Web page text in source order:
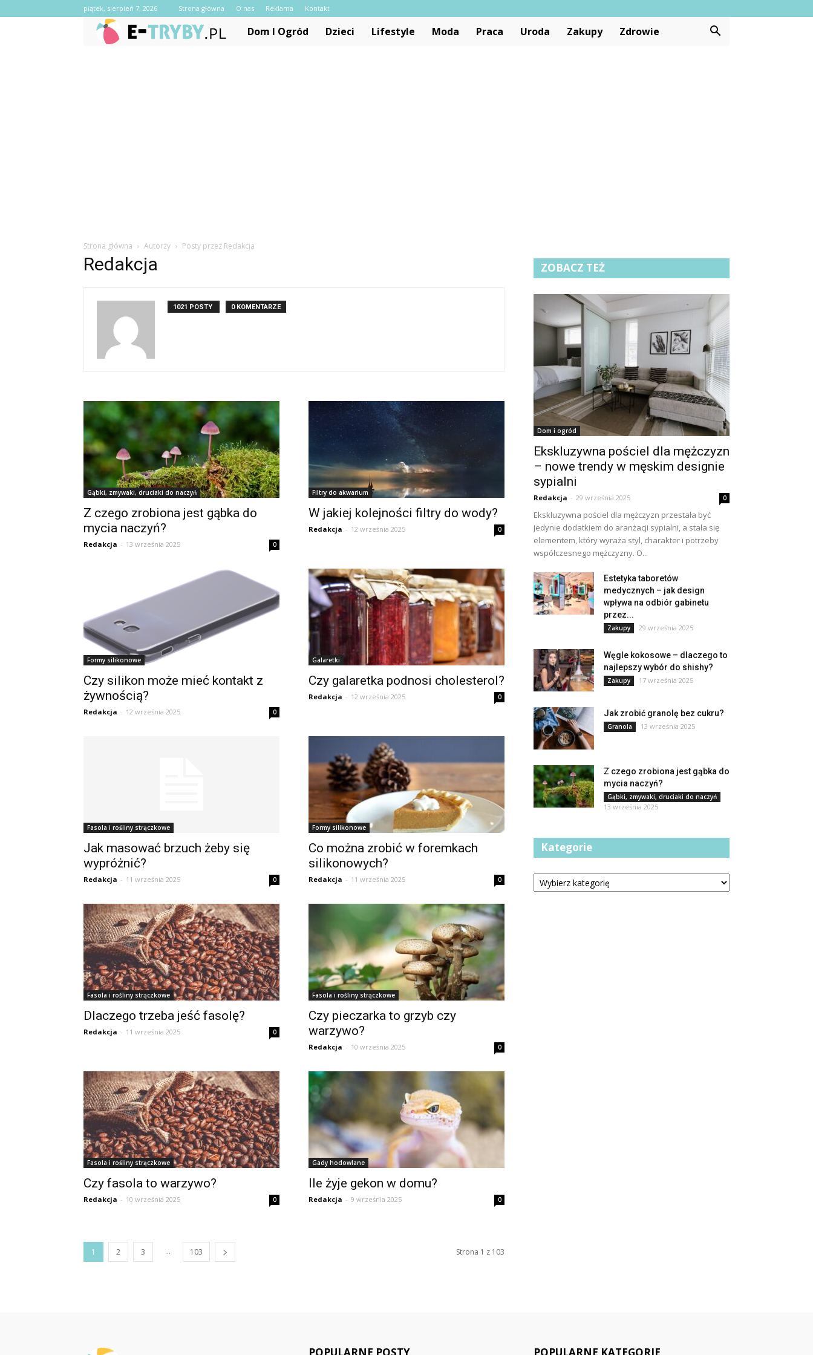
piątek, sierpień 7, 2026 Strona główna O nas Reklama Kontakt
Dom I Ogród Dzieci Lifestyle Moda Praca Uroda Zakupy Zdrowie
Strona główna Autorzy Posty przez Redakcja
Redakcja
1021 POSTY 0 KOMENTARZE
Gąbki, zmywaki, druciaki do naczyń
Z czego zrobiona jest gąbka do
mycia naczyń?
Redakcja - 13 września 2025 0
Filtry do akwarium
W jakiej kolejności filtry do wody?
Redakcja - 12 września 2025 0
Formy silikonowe
Czy silikon może mieć kontakt z
żywnością?
Redakcja - 12 września 2025 0
Galaretki
Czy galaretka podnosi cholesterol?
Redakcja - 12 września 2025 0
Fasola i rośliny strączkowe
Jak masować brzuch żeby się
wypróżnić?
Redakcja - 11 września 2025 0
Formy silikonowe
Co można zrobić w foremkach
silikonowych?
Redakcja - 11 września 2025 0
Fasola i rośliny strączkowe
Dlaczego trzeba jeść fasolę?
Redakcja - 11 września 2025 0
Fasola i rośliny strączkowe
Czy pieczarka to grzyb czy
warzywo?
Redakcja - 10 września 2025 0
Fasola i rośliny strączkowe
Czy fasola to warzywo?
Redakcja - 10 września 2025 0
Gady hodowlane
Ile żyje gekon w domu?
Redakcja - 9 września 2025 0
1 2 3 ... 103 Strona 1 z 103
ZOBACZ TEŻ
Dom i ogród
Ekskluzywna pościel dla mężczyzn
– nowe trendy w męskim designie
sypialni
Redakcja - 29 września 2025 0
Ekskluzywna pościel dla mężczyzn przestała być
jedynie dodatkiem do aranżacji sypialni, a stała się
elementem, który wyraża styl, charakter i potrzeby
współczesnego mężczyzny. O...
Estetyka taboretów
medycznych – jak design
wpływa na odbiór gabinetu
przez...
Zakupy 29 września 2025
Węgle kokosowe – dlaczego to
najlepszy wybór do shishy?
Zakupy 17 września 2025
Jak zrobić granolę bez cukru?
Granola 13 września 2025
Z czego zrobiona jest gąbka do
mycia naczyń?
Gąbki, zmywaki, druciaki do naczyń
13 września 2025
Kategorie
Kategorie